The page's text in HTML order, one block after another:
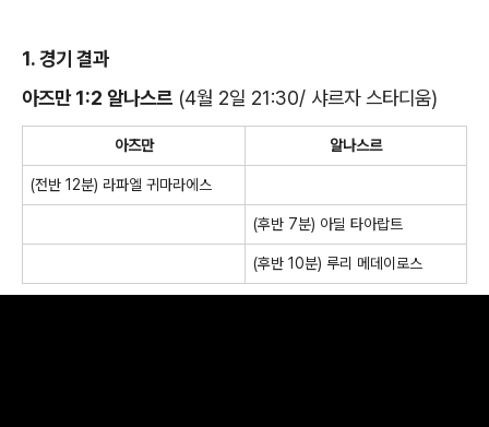
1. 경기 결과
아즈만 1:2 알나스르 (4월 2일 21:30/ 샤르자 스타디움)
아즈만 알나스르
(전반 12분) 라파엘 귀마라에스
(후반 7분) 아딜 타아랍트
(후반 10분) 루리 메데이로스